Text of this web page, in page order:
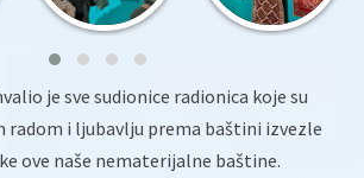
je sve sudionice radionica koje su
radom i ljubavlju prema baštini izvezle
ove naše nematerijalne baštine.